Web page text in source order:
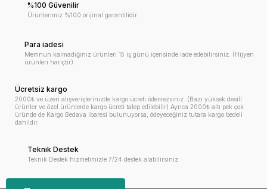
%100 Güvenilir
Ürünlerimiz %100 orijinal garantilidir.
Para iadesi
Memnun kalmadığınız ürünleri 15 iş günü içerisinde iade edebilirsiniz. (Hijyen
ürünleri hariçtir)
Ücretsiz kargo
2000₺ ve üzeri alışverişlerinizde kargo ücreti ödemezsiniz. (Bazı yüksek desili
ürünler ve özel ürünlerde kargo ücreti talep edilebilir) Ayrıca 2000₺ altı pek çok
üründe de Kargo Bedava ibaresi bulunuyorsa, ödeyeceğiniz tutara kargo bedeli
dahildir.
Teknik Destek
Teknik Destek hizmetimizle 7/24 destek alabilirsiniz.